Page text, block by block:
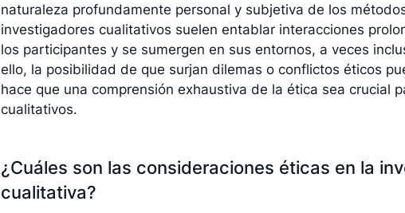
naturaleza profundamente personal y subjetiva de los
investigadores cualitativos suelen entablar interacciones
los participantes y se sumergen en sus entornos, a veces
ello, la posibilidad de que surjan dilemas o conflictos éticos
hace que una comprensión exhaustiva de la ética sea crucial
cualitativos.
¿Cuáles son las consideraciones éticas en la
cualitativa?